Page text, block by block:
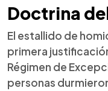
Doctrina
El estallido de
primera
Régimen de
personas